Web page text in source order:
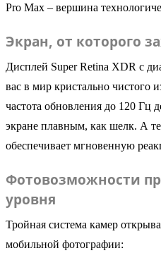
Pro Max – вершина
Экран, от которого
Дисплей Super Retina XDR с
вас в мир кристально чистого
частота обновления до 120 Гц
экране плавным, как шелк. А
обеспечивает мгновенную
Фотовозможности
уровня
Тройная система камер
мобильной фотографии: